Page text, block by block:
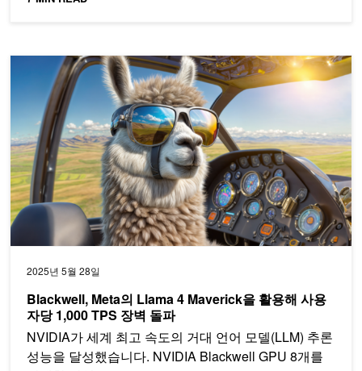
2025년 5월 28일
Blackwell, Meta의 Llama 4 Maverick을 활용해 사용
자당 1,000 TPS 장벽 돌파
NVIDIA가 세계 최고 속도의 거대 언어 모델(LLM) 추론
성능을 달성했습니다. NVIDIA Blackwell GPU 8개를
Blackwell, Meta의 Llama 4 Maverick을 활용해 사용자당 1,000